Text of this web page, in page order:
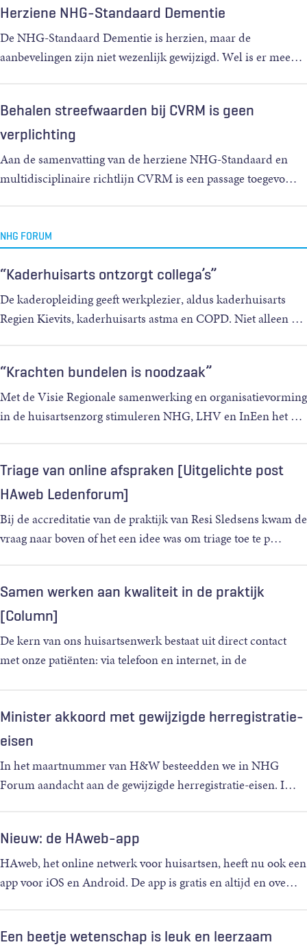
Herziene NHG-Standaard Dementie
De NHG-Standaard Dementie is herzien, maar de
aanbevelingen zijn niet wezenlijk gewijzigd. Wel is er mee…
Behalen streefwaarden bij CVRM is geen
verplichting
Aan de samenvatting van de herziene NHG-Standaard en
multidisciplinaire richtlijn CVRM is een passage toegevo…
NHG FORUM
“Kaderhuisarts ontzorgt collega’s”
De kaderopleiding geeft werkplezier, aldus kaderhuisarts
Regien Kievits, kaderhuisarts astma en COPD. Niet alleen …
“Krachten bundelen is noodzaak”
Met de Visie Regionale samenwerking en organisatievorming
in de huisartsenzorg stimuleren NHG, LHV en InEen het …
Triage van online afspraken [Uitgelichte post
HAweb Ledenforum]
Bij de accreditatie van de praktijk van Resi Sledsens kwam de
vraag naar boven of het een idee was om triage toe te p…
Samen werken aan kwaliteit in de praktijk
[Column]
De kern van ons huisartsenwerk bestaat uit direct contact
met onze patiënten: via telefoon en internet, in de
Minister akkoord met gewijzigde herregistratie-
eisen
In het maartnummer van H&W besteedden we in NHG
Forum aandacht aan de gewijzigde herregistratie-eisen. I…
Nieuw: de HAweb-app
HAweb, het online netwerk voor huisartsen, heeft nu ook een
app voor iOS en Android. De app is gratis en altijd en ove…
Een beetje wetenschap is leuk en leerzaam